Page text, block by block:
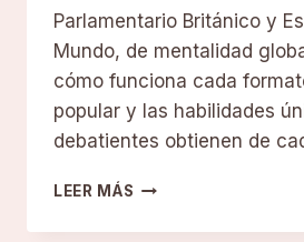
Parlamentario Británico y
Mundo, de mentalidad
cómo funciona cada
popular y las habilidades
debatientes obtienen de
LEER MÁS EXPLICACIÓN
LOS